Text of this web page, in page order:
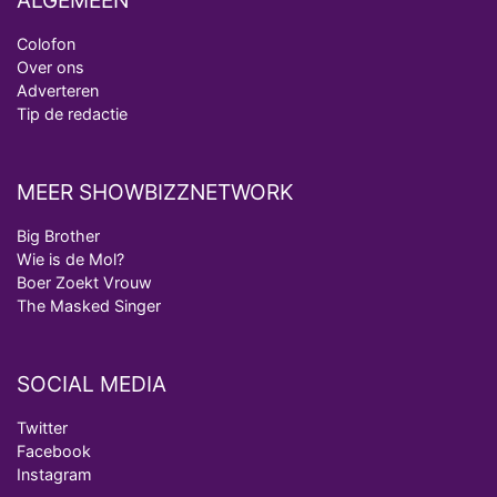
Colofon
Over ons
Adverteren
Tip de redactie
MEER SHOWBIZZNETWORK
Big Brother
Wie is de Mol?
Boer Zoekt Vrouw
The Masked Singer
SOCIAL MEDIA
Twitter
Facebook
Instagram